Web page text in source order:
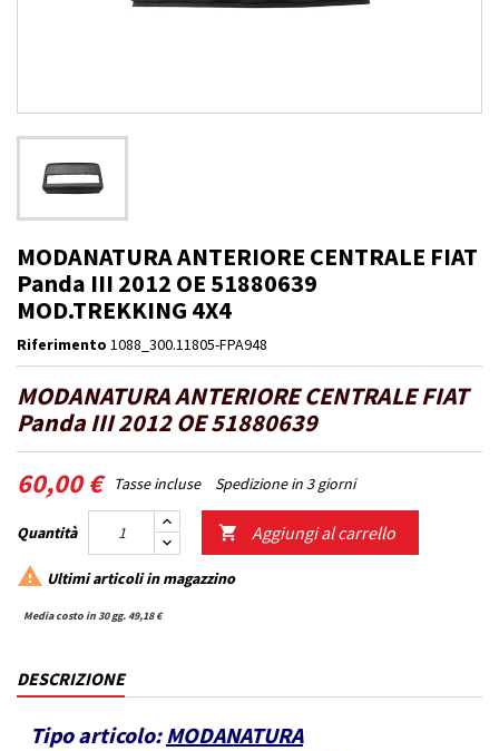
MODANATURA ANTERIORE CENTRALE FIAT
Panda III 2012 OE 51880639
MOD.TREKKING 4X4
Riferimento 1088_300.11805-FPA948
MODANATURA ANTERIORE CENTRALE FIAT
Panda III 2012 OE 51880639
60,00 € Tasse incluse Spedizione in 3 giorni
Quantità  Aggiungi al carrello
 Ultimi articoli in magazzino
Media costo in 30 gg. 49,18 €
DESCRIZIONE
Tipo articolo: MODANATURA